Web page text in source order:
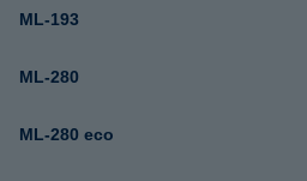
ML-193
ML-280
ML-280 eco